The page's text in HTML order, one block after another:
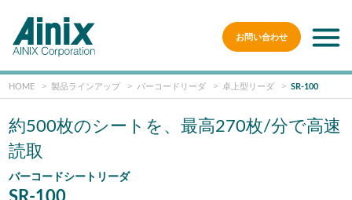
お問い合わせ
HOME 製品ラインアップ バーコードリーダ 卓上型リーダ SR-100
約500枚のシートを、最高270枚/分で高速
読取
バーコードシートリーダ